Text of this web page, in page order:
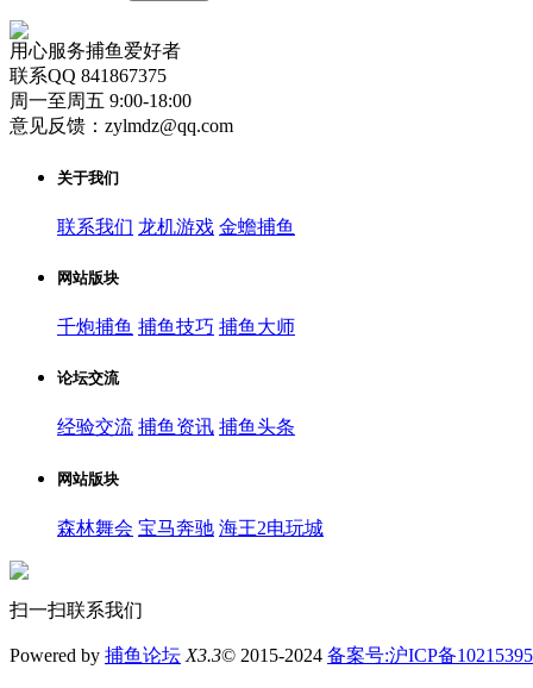
用心服务捕鱼爱好者
联系QQ 841867375
周一至周五 9:00-18:00
意见反馈：zylmdz@qq.com
关于我们
联系我们 龙机游戏 金蟾捕鱼
网站版块
千炮捕鱼 捕鱼技巧 捕鱼大师
论坛交流
经验交流 捕鱼资讯 捕鱼头条
网站版块
森林舞会 宝马奔驰 海王2电玩城
扫一扫联系我们
Powered by 捕鱼论坛 X3.3© 2015-2024 备案号:沪ICP备